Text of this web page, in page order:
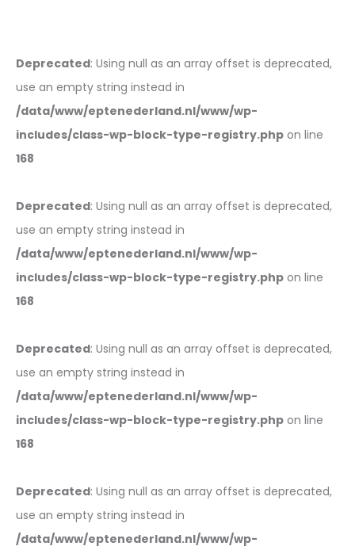
Deprecated: Using null as an array offset is deprecated,
use an empty string instead in
/data/www/eptenederland.nl/www/wp-
includes/class-wp-block-type-registry.php on line
168
Deprecated: Using null as an array offset is deprecated,
use an empty string instead in
/data/www/eptenederland.nl/www/wp-
includes/class-wp-block-type-registry.php on line
168
Deprecated: Using null as an array offset is deprecated,
use an empty string instead in
/data/www/eptenederland.nl/www/wp-
includes/class-wp-block-type-registry.php on line
168
Deprecated: Using null as an array offset is deprecated,
use an empty string instead in
/data/www/eptenederland.nl/www/wp-